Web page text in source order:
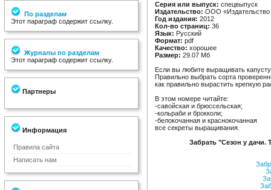
По разделам
Этот параграф содержит ссылку.
Журналы по разделам
Этот параграф содержит ссылку.
Партнеры
Информация
Правила сайта
Написать нам
Серия или выпуск: спецвыпуск
Издательство: ООО «Издательство
Год издания: 2012
Кол-во страниц: 36
Язык: Русский
Формат: pdf
Качество: хорошее
Размер: 29.07 Мб
Если вы любите выращивать
Правильно выбрать сорта
как правильно вырастить крепкую
В этом номере читайте:
-cавойская и брюссельская;
-кольраби и брокколи;
-белокочанная и краснокочанная
все секреты выращивания.
Забрать "Сезон у дачи.